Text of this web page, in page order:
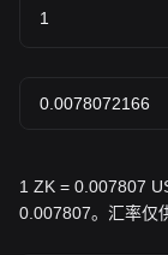
1 ZK = 0.007807
0.007807。汇率仅